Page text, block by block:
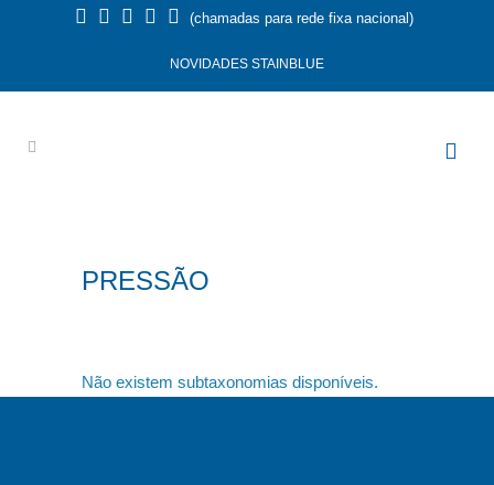
(chamadas para rede fixa nacional)
NOVIDADES STAINBLUE
PRESSÃO
Não existem subtaxonomias disponíveis.